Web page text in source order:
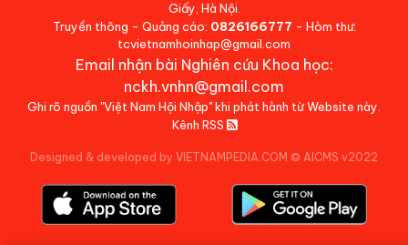
Giấy, Hà Nội.
Truyền thông - Quảng cáo: 0826166777 - Hòm thư:
tcvietnamhoinhap@gmail.com
Email nhận bài Nghiên cứu Khoa học:
nckh.vnhn@gmail.com
Ghi rõ nguồn "Việt Nam Hội Nhập" khi phát hành từ Website này.
Kênh RSS
Designed & developed by VIETNAMPEDIA.COM © AICMS v2022